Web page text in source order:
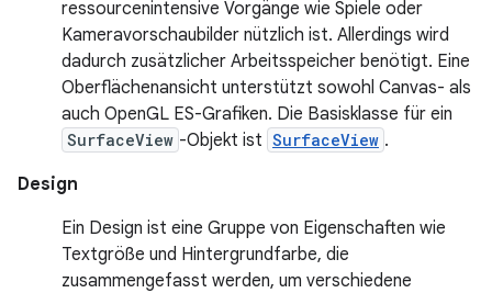
ressourcenintensive Vorgänge wie Spiele oder
Kameravorschaubilder nützlich ist. Allerdings wird
dadurch zusätzlicher Arbeitsspeicher benötigt. Eine
Oberflächenansicht unterstützt sowohl Canvas- als
auch OpenGL ES-Grafiken. Die Basisklasse für ein
SurfaceView -Objekt ist SurfaceView .
Design
Ein Design ist eine Gruppe von Eigenschaften wie
Textgröße und Hintergrundfarbe, die
zusammengefasst werden, um verschiedene